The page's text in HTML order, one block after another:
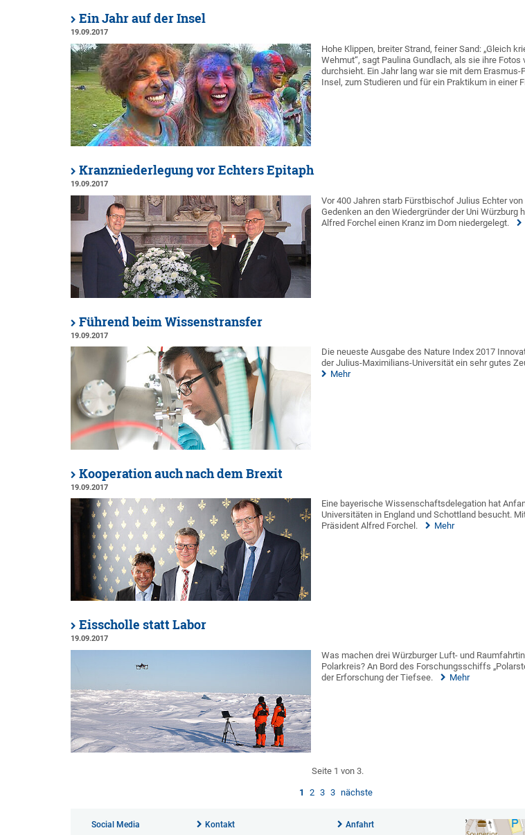
Ein Jahr auf der Insel
19.09.2017
Hohe Klippen, breiter Strand, feiner Sand: „Gleich
Wehmut“, sagt Paulina Gundlach, als sie ihre Fotos
durchsieht. Ein Jahr lang war sie mit dem Erasmus-
Insel, zum Studieren und für ein Praktikum in einer
Kranzniederlegung vor Echters Epitaph
19.09.2017
Vor 400 Jahren starb Fürstbischof Julius Echter
Gedenken an den Wiedergründer der Uni Würzburg
Alfred Forchel einen Kranz im Dom niedergelegt.
Führend beim Wissenstransfer
19.09.2017
Die neueste Ausgabe des Nature Index 2017
der Julius-Maximilians-Universität ein sehr gutes
Mehr
Kooperation auch nach dem Brexit
19.09.2017
Eine bayerische Wissenschaftsdelegation hat
Universitäten in England und Schottland besucht.
Präsident Alfred Forchel.
Mehr
Eisscholle statt Labor
19.09.2017
Was machen drei Würzburger Luft- und
Polarkreis? An Bord des Forschungsschiffs
der Erforschung der Tiefsee.
Mehr
Seite 1 von 3.
1 2 3 3 nächste
Social Media Kontakt Anfahrt